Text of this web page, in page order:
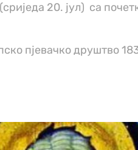
20. јул) са
пјевачко друштво